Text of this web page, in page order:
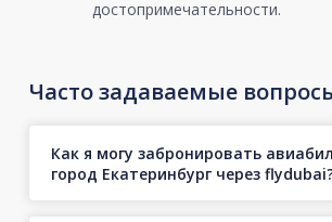
достопримечательности.
Часто задаваемые
Как я могу забронировать
город Екатеринбург через